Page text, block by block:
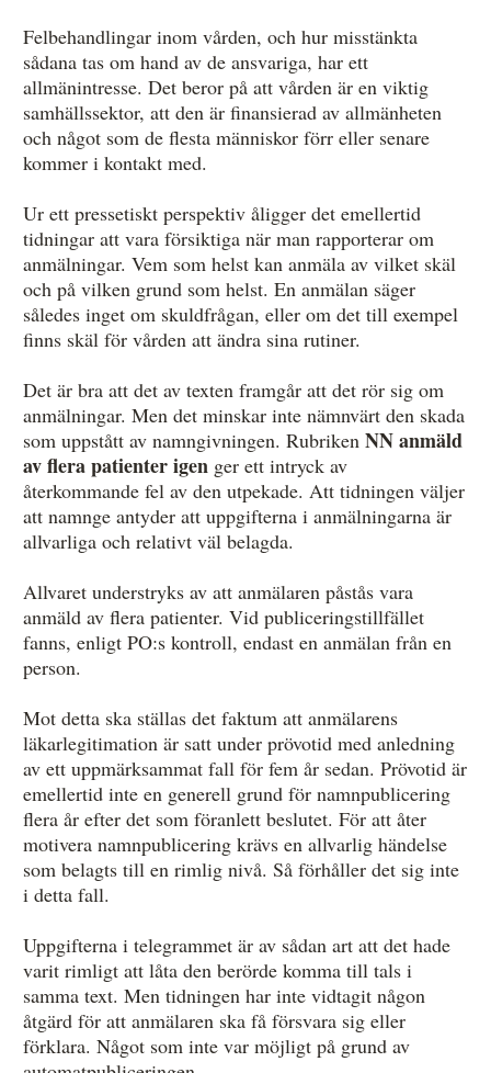
Felbehandlingar inom vården, och hur misstänkta
sådana tas om hand av de ansvariga, har ett
allmänintresse. Det beror på att vården är en viktig
samhällssektor, att den är finansierad av allmänheten
och något som de flesta människor förr eller senare
kommer i kontakt med.
Ur ett pressetiskt perspektiv åligger det emellertid
tidningar att vara försiktiga när man rapporterar om
anmälningar. Vem som helst kan anmäla av vilket skäl
och på vilken grund som helst. En anmälan säger
således inget om skuldfrågan, eller om det till exempel
finns skäl för vården att ändra sina rutiner.
Det är bra att det av texten framgår att det rör sig om
anmälningar. Men det minskar inte nämnvärt den skada
som uppstått av namngivningen. Rubriken NN anmäld
av flera patienter igen ger ett intryck av
återkommande fel av den utpekade. Att tidningen väljer
att namnge antyder att uppgifterna i anmälningarna är
allvarliga och relativt väl belagda.
Allvaret understryks av att anmälaren påstås vara
anmäld av flera patienter. Vid publiceringstillfället
fanns, enligt PO:s kontroll, endast en anmälan från en
person.
Mot detta ska ställas det faktum att anmälarens
läkarlegitimation är satt under prövotid med anledning
av ett uppmärksammat fall för fem år sedan. Prövotid är
emellertid inte en generell grund för namnpublicering
flera år efter det som föranlett beslutet. För att åter
motivera namnpublicering krävs en allvarlig händelse
som belagts till en rimlig nivå. Så förhåller det sig inte
i detta fall.
Uppgifterna i telegrammet är av sådan art att det hade
varit rimligt att låta den berörde komma till tals i
samma text. Men tidningen har inte vidtagit någon
åtgärd för att anmälaren ska få försvara sig eller
förklara. Något som inte var möjligt på grund av